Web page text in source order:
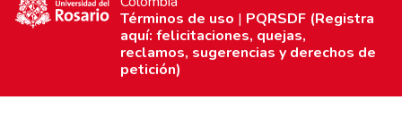
Términos de uso | PQRSDF (Registra
aquí: felicitaciones, quejas,
reclamos, sugerencias y derechos de
petición)